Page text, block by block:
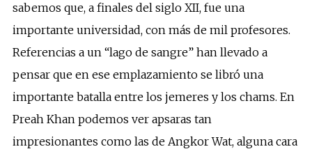
sabemos que, a finales del siglo XII, fue una
importante universidad, con más de mil profesores.
Referencias a un “lago de sangre” han llevado a
pensar que en ese emplazamiento se libró una
importante batalla entre los jemeres y los chams. En
Preah Khan podemos ver apsaras tan
impresionantes como las de Angkor Wat, alguna cara